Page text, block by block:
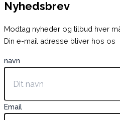
Nyhedsbrev
Modtag nyheder og tilbud hver
Din e-mail adresse bliver hos os
navn
Email